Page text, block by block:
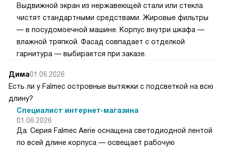
Выдвижной экран из нержавеющей стали или стекла
чистят стандартными средствами. Жировые фильтры
— в посудомоечной машине. Корпус внутри шкафа —
влажной тряпкой. Фасад совпадает с отделкой
гарнитура — выбирается при заказе.
Дима01.06.2026
Есть ли у Falmec островные вытяжки с подсветкой на всю
длину?
Специалист интернет-магазина
01.06.2026
Да. Серия Falmec Aerie оснащена светодиодной лентой
по всей длине корпуса — освещает рабочую